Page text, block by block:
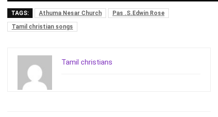
TAGS: Athuma Nesar Church
Pas .S.Edwin Rose
Tamil christian songs
Tamil christians